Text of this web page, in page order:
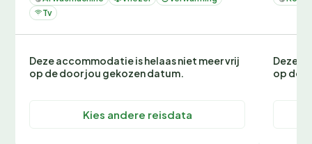
Tv
Deze accommodatie is helaas niet meer vrij
op de door jou gekozen datum.
Kies andere reisdata
Deze
op de